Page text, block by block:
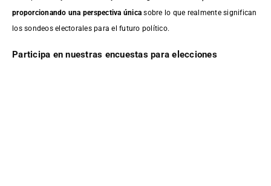
proporcionando una perspectiva única sobre lo que realmente significan
los sondeos electorales para el futuro político.
Participa en nuestras encuestas para elecciones